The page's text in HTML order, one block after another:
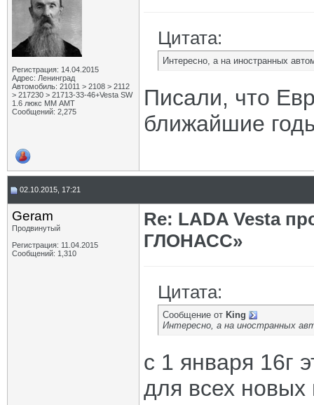
Регистрация: 14.04.2015
Адрес: Ленинград
Автомобиль: 21011 > 2108 > 2112
> 217230 > 21713-33-46+Vesta SW
1.6 люкс ММ АМТ
Сообщений: 2,275
Цитата:
Интересно, а на иностранных
Писали, что
ближайшие
02.10.2015, 17:21
Geram
Продвинутый
Регистрация: 11.04.2015
Сообщений: 1,310
Re: LADA Vesta
ГЛОНАСС»
Цитата:
Сообщение от King
Интересно, а на иностранных
с 1 января 16г
для всех